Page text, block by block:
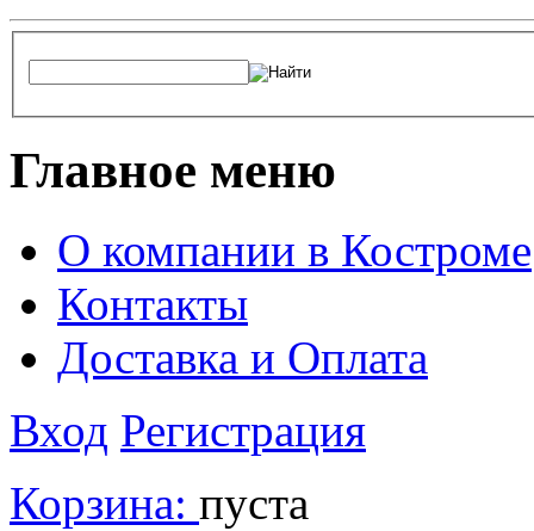
Главное меню
О компании в Костроме
Контакты
Доставка и Оплата
Вход Регистрация
Корзина: пуста